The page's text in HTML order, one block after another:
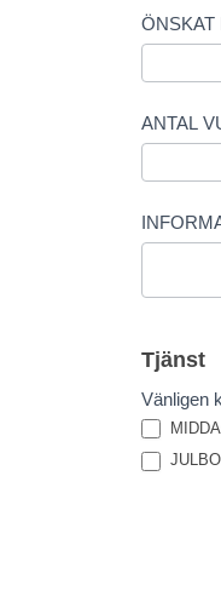
ÖNSKAT
ANTAL
Tjänst
Vänligen